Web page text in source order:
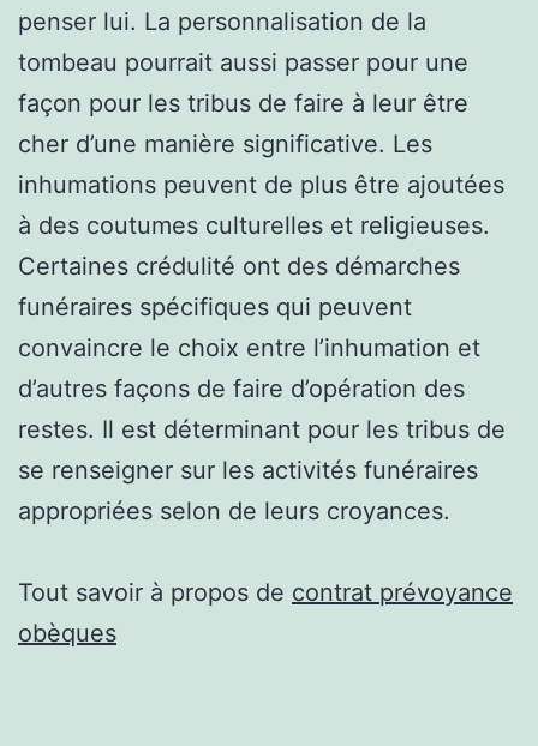
penser lui. La personnalisation de la
tombeau pourrait aussi passer pour une
façon pour les tribus de faire à leur être
cher d’une manière significative. Les
inhumations peuvent de plus être ajoutées
à des coutumes culturelles et religieuses.
Certaines crédulité ont des démarches
funéraires spécifiques qui peuvent
convaincre le choix entre l’inhumation et
d’autres façons de faire d’opération des
restes. Il est déterminant pour les tribus de
se renseigner sur les activités funéraires
appropriées selon de leurs croyances.
Tout savoir à propos de contrat prévoyance
obèques